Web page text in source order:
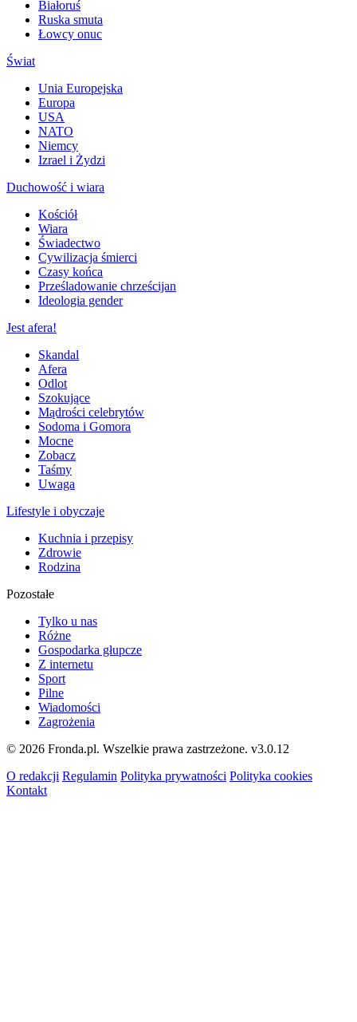
Białoruś
Ruska smuta
Łowcy onuc
Świat
Unia Europejska
Europa
USA
NATO
Niemcy
Izrael i Żydzi
Duchowość i wiara
Kościół
Wiara
Świadectwo
Cywilizacja śmierci
Czasy końca
Prześladowanie chrześcijan
Ideologia gender
Jest afera!
Skandal
Afera
Odlot
Szokujące
Mądrości celebrytów
Sodoma i Gomora
Mocne
Zobacz
Taśmy
Uwaga
Lifestyle i obyczaje
Kuchnia i przepisy
Zdrowie
Rodzina
Pozostałe
Tylko u nas
Różne
Gospodarka głupcze
Z internetu
Sport
Pilne
Wiadomości
Zagrożenia
© 2026 Fronda.pl. Wszelkie prawa zastrzeżone. v3.0.12
O redakcji Regulamin Polityka prywatności Polityka cookies
Kontakt